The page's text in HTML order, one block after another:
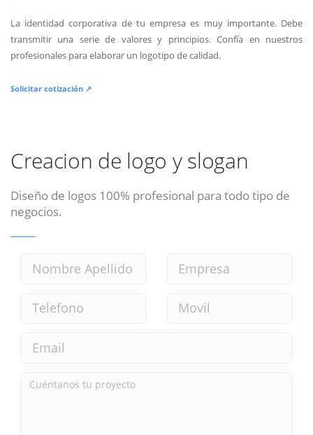
La identidad corporativa de tu empresa es muy importante. Debe
transmitir una serie de valores y principios. Confía en nuestros
profesionales para elaborar un logotipo de calidad.
Solicitar cotización ↗
Creacion de logo y slogan
Diseño de logos 100% profesional para todo tipo de
negocios.